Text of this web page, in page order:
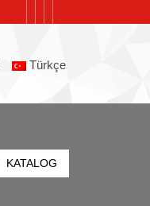
Türkçe
KATALOG